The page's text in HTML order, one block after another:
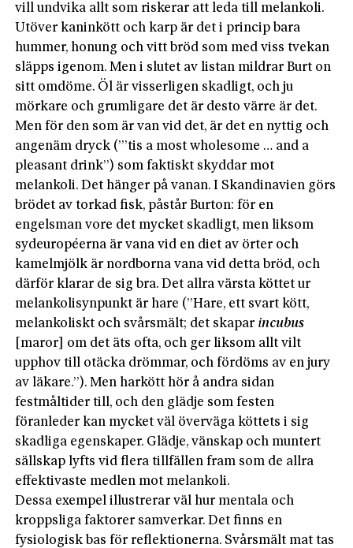
vill undvika allt som riskerar att leda till melankoli.
Utöver kaninkött och karp är det i princip bara
hummer, honung och vitt bröd som med viss tvekan
släpps igenom. Men i slutet av listan mildrar Burt on
sitt omdöme. Öl är visserligen skadligt, och ju
mörkare och grumligare det är desto värre är det.
Men för den som är van vid det, är det en nyttig och
angenäm dryck (”’tis a most wholesome … and a
pleasant drink”) som faktiskt skyddar mot
melankoli. Det hänger på vanan. I Skandinavien görs
brödet av torkad fisk, påstår Burton: för en
engelsman vore det mycket skadligt, men liksom
sydeuropéerna är vana vid en diet av örter och
kamelmjölk är nordborna vana vid detta bröd, och
därför klarar de sig bra. Det allra värsta köttet ur
melankolisynpunkt är hare (”Hare, ett svart kött,
melankoliskt och svårsmält; det skapar incubus
[maror] om det äts ofta, och ger liksom allt vilt
upphov till otäcka drömmar, och fördöms av en jury
av läkare.”). Men harkött hör å andra sidan
festmåltider till, och den glädje som festen
föranleder kan mycket väl överväga köttets i sig
skadliga egenskaper. Glädje, vänskap och muntert
sällskap lyfts vid flera tillfällen fram som de allra
effektivaste medlen mot melankoli.
Dessa exempel illustrerar väl hur mentala och
kroppsliga faktorer samverkar. Det finns en
fysiologisk bas för reflektionerna. Svårsmält mat tas